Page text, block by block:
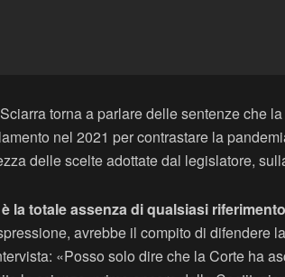
torna a parlare delle sentenze che
nel 2021 per contrastare la
delle scelte adottate dal legislatore,
la totale assenza di qualsiasi
avrebbe il compito di difendere
«Posso solo dire che la Corte ha